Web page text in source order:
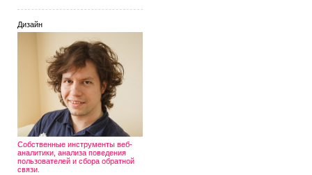
Дизайн
Собственные инструменты веб-
аналитики, анализа поведения
пользователей и сбора обратной
связи.